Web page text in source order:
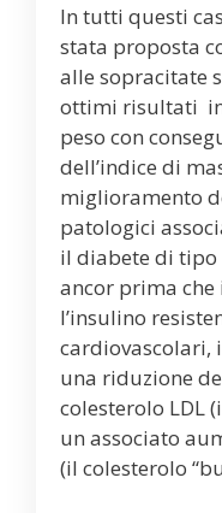
In tutti questi
stata proposta
alle sopracitate
ottimi risultati
peso con
dell’indice di
miglioramento
patologici
il diabete di tipo
ancor prima
l’insulino
cardiovascolari,
una riduzione
colesterolo LDL
un associato
(il colesterolo